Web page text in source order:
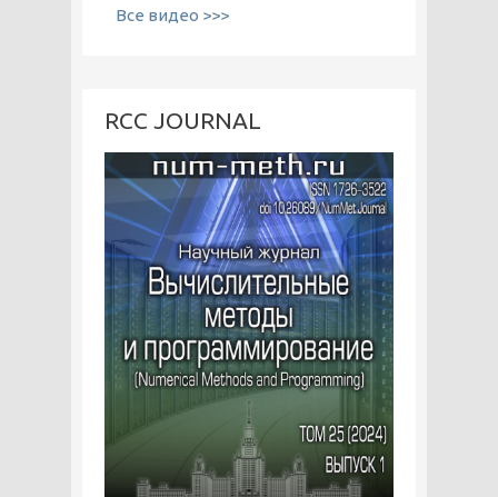
Все видео >>>
RCC JOURNAL